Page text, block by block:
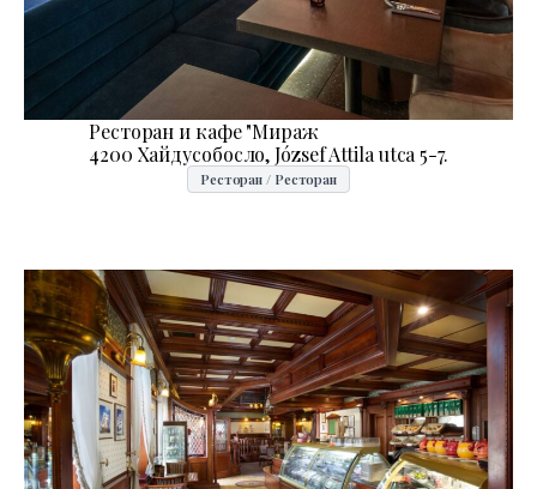
Ресторан и кафе "Мираж
4200 Хайдусобосло, József Attila utca 5-7.
Ресторан / Ресторан